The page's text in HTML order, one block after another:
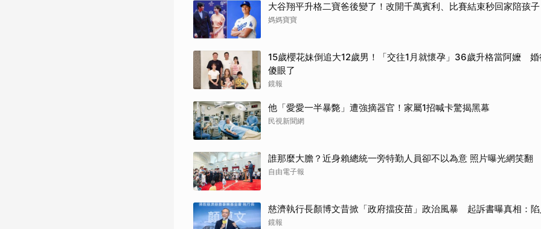
大谷翔平升格二寶爸後變了！改開千萬賓利、比賽結束秒回家陪孩
媽媽寶寶
15歲櫻花妹倒追大12歲男！「交往1月就懷孕」36歲升格當阿嬤
傻眼了
鏡報
他「愛愛一半暴斃」遭強摘器官！家屬1招喊卡驚揭黑幕
民視新聞網
誰那麼大膽？近身賴總統一旁特勤人員卻不以為意 照片曝光網笑翻
自由電子報
慈濟執行長顏博文昔掀「政府擋疫苗」政治風暴 起訴書曝真相：
鏡報